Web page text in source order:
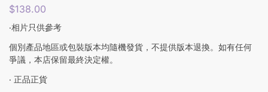
$138.00
‧相片只供參考
個別產品地區或包裝版本均隨機發貨，不提供版本退換。如有任何
爭議，本店保留最終決定權。
‧ 正品正貨